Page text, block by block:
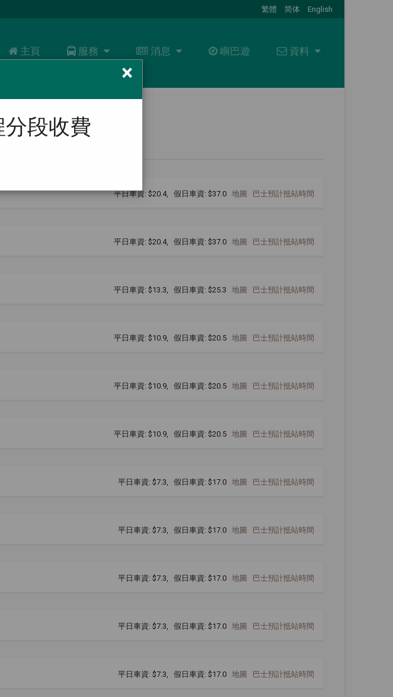
繁體 简体 English
主頁 服務
服務
大嶼山周遊券+
消息
消息 嶼巴遊 資料
資料
士總站
平日車資: $20.4, 假日車資: $37.0 地圖 巴士預計抵站時間
平日車資: $20.4, 假日車資: $37.0 地圖 巴士預計抵站時間
平日車資: $13.3, 假日車資: $25.3 地圖 巴士預計抵站時間
平日車資: $10.9, 假日車資: $20.5 地圖 巴士預計抵站時間
平日車資: $10.9, 假日車資: $20.5 地圖 巴士預計抵站時間
平日車資: $10.9, 假日車資: $20.5 地圖 巴士預計抵站時間
平日車資: $7.3, 假日車資: $17.0 地圖 巴士預計抵站時間
平日車資: $7.3, 假日車資: $17.0 地圖 巴士預計抵站時間
平日車資: $7.3, 假日車資: $17.0 地圖 巴士預計抵站時間
平日車資: $7.3, 假日車資: $17.0 地圖 巴士預計抵站時間
平日車資: $7.3, 假日車資: $17.0 地圖 巴士預計抵站時間
×
段收費